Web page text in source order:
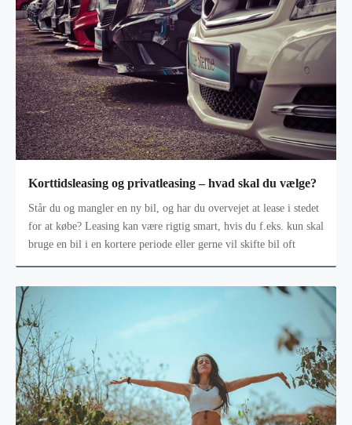
Korttidsleasing og privatleasing – hvad skal du vælge?
Står du og mangler en ny bil, og har du overvejet at lease i stedet
for at købe? Leasing kan være rigtig smart, hvis du f.eks. kun skal
bruge en bil i en kortere periode eller gerne vil skifte bil oft